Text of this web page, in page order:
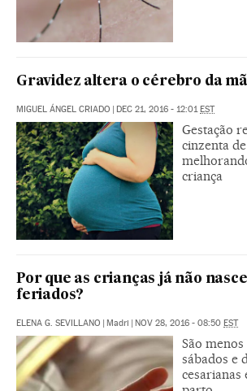
Gravidez altera o cérebro da
MIGUEL ÁNGEL CRIADO DEC 21, 2016 - 12:01 EST
Gestação
cinzenta
criança
Por que as crianças já não
feriados?
ELENA G. SEVILLANO Madri NOV 28, 2016 - 08:50 EST
São
sábados e
cesarianas